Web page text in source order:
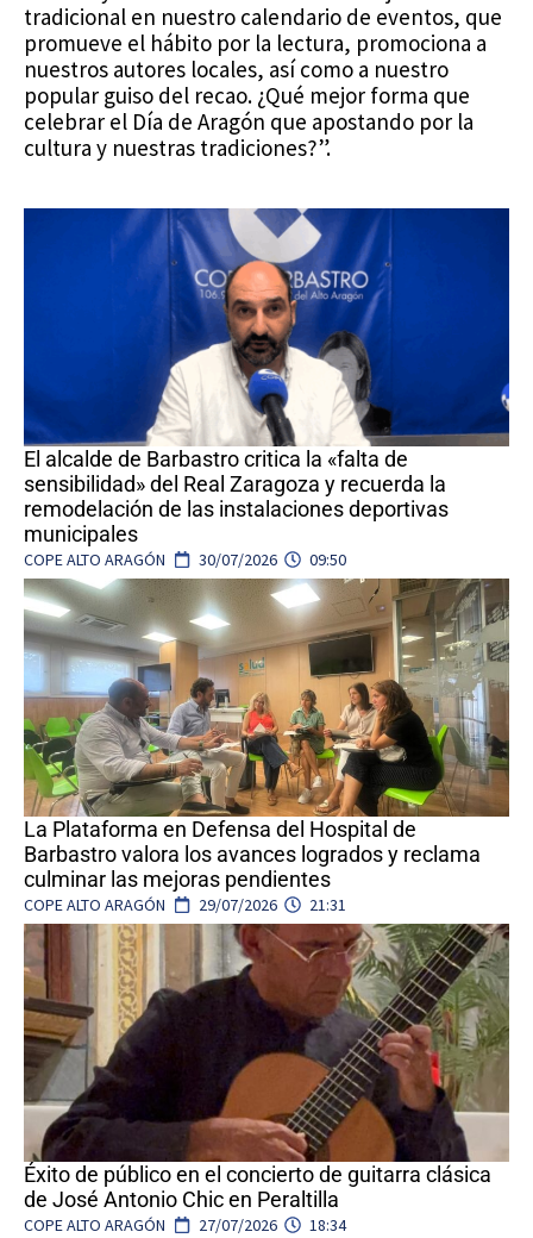
tradicional en nuestro calendario de eventos, que
promueve el hábito por la lectura, promociona a
nuestros autores locales, así como a nuestro
popular guiso del recao. ¿Qué mejor forma que
celebrar el Día de Aragón que apostando por la
cultura y nuestras tradiciones?”.
El alcalde de Barbastro critica la «falta de
sensibilidad» del Real Zaragoza y recuerda la
remodelación de las instalaciones deportivas
municipales
COPE ALTO ARAGÓN 30/07/2026 09:50
La Plataforma en Defensa del Hospital de
Barbastro valora los avances logrados y reclama
culminar las mejoras pendientes
COPE ALTO ARAGÓN 29/07/2026 21:31
Éxito de público en el concierto de guitarra clásica
de José Antonio Chic en Peraltilla
COPE ALTO ARAGÓN 27/07/2026 18:34